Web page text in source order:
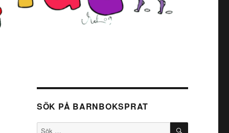
SÖK PÅ BARNBOKSPRAT
Sök
SÖK